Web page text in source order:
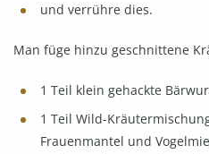
und verrühre dies.
Man füge hinzu geschnittene
1 Teil klein gehackte
1 Teil Wild-
Frauenmantel und